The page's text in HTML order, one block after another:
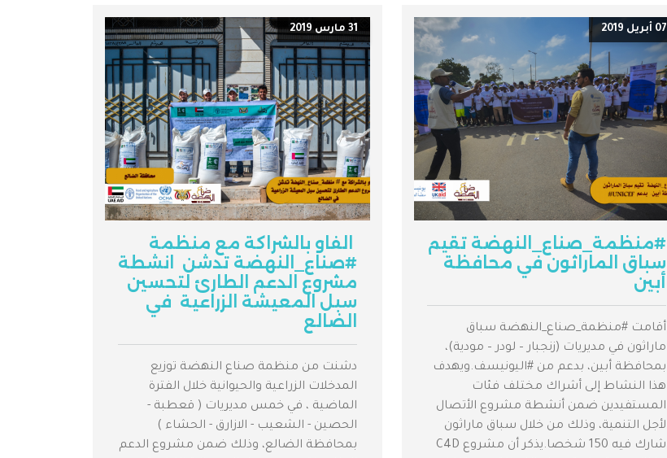
#منظمة_صناع_النهضة تقيم
سباق الماراثون في محافظة
أبين
أقامت #منظمة_صناع_النهضة سباق
ماراثون في مديريات (زنجبار – لودر – مودية)،
بمحافظة أبين، بدعم من #اليونيسف.ويهدف
هذا النشاط إلى أشراك مختلف فئات
المستفيدين ضمن أنشطة مشروع الأتصال
لأجل التنمية، وذلك من خلال سباق ماراثون
شارك فيه 150 شخصا.يذكر أن مشروع C4D
07 أبريل 2019
الفاو بالشراكة مع منظمة
#صناع_النهضة تدشن انشطة
مشروع الدعم الطارئ لتحسين
سبل المعيشة الزراعية في
الضالع
دشنت من منظمة صناع النهضة توزيع
المدخلات الزراعية والحيوانية خلال الفترة
الماضية ، في خمس مديريات ( قعطبة -
الحصين - الشعيب - الازارق - الحشاء )
بمحافظة الضالع، وذلك ضمن مشروع الدعم
31 مارس 2019